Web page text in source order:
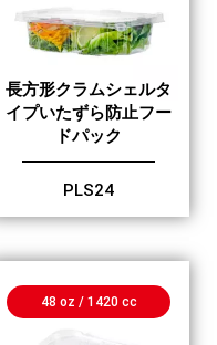
長方形クラムシェルタ
イプいたずら防止フー
ドパック
PLS24
48 oz / 1420 cc